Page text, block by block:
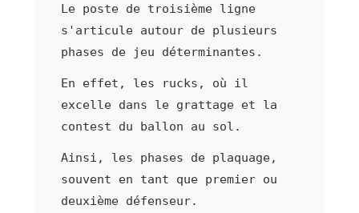
Le poste de troisième ligne
s'articule autour de plusieurs
phases de jeu déterminantes.
En effet, les rucks, où il
excelle dans le grattage et la
contest du ballon au sol.
Ainsi, les phases de plaquage,
souvent en tant que premier ou
deuxième défenseur.